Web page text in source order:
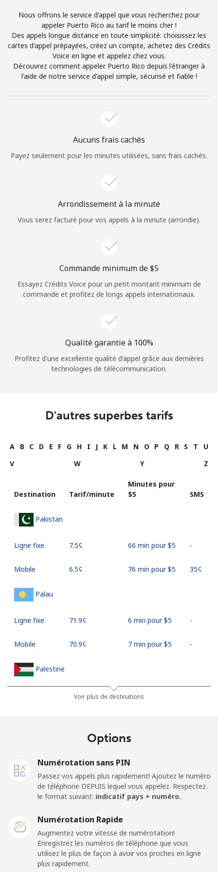
ou
Continue avec
Nous offrons le service d'appel que vous recherchez pour
appeler Puerto Rico au tarif le moins cher !
Des appels longue distance en toute simplicité: choisissez les
cartes d'appel prépayées, créez un compte, achetez des Crédits
Voice en ligne et appelez chez vous.
Découvrez comment appeler Puerto Rico depuis l'étranger à
l'aide de notre service d'appel simple, sécurisé et fiable !
Aucuns frais cachés
Payez seulement pour les minutes utilisées, sans frais cachés.
Arrondissement à la minute
Vous serez facturé pour vos appels à la minute (arrondie).
Commande minimum de ⁦$5⁩
Essayez Crédits Voice pour un petit montant minimum de
commande et profitez de longs appels internationaux.
Qualité garantie à 100%
Profitez d'une excellente qualité d'appel grâce aux dernières
technologies de télécommunication.
D'autres superbes tarifs
A B C D E F G H I J K L M N O P Q R S T
U
V
W Y Z
Destination Tarif/minute
Minutes pour
⁦$5⁩
SMS
Pakistan
Ligne fixe ⁦7.5¢⁩ 66 min pour ⁦$5⁩ -
Mobile ⁦6.5¢⁩ 76 min pour ⁦$5⁩ ⁦35¢⁩
Palau
Ligne fixe ⁦71.9¢⁩ 6 min pour ⁦$5⁩ -
Mobile ⁦70.9¢⁩ 7 min pour ⁦$5⁩ -
Palestine
⁦27.9¢⁩ 17 min pour ⁦$5⁩
Ligne fixe
⁦19.9¢⁩ 25 min pour ⁦$5⁩
Papua New Guinea
Ligne fixe ⁦132.9¢⁩ 3 min pour ⁦$5⁩
⁦132.9¢⁩
Voir plus de destinations
Options
Numérotation sans PIN
Passez vos appels plus rapidement! Ajoutez le numéro
de téléphone DEPUIS lequel vous appelez. Respectez
le format suivant: indicatif pays + numéro.
Numérotation Rapide
Augmentez votre vitesse de numérotation!
Enregistrez les numéros de téléphone que vous
utilisez le plus de façon à avoir vos proches en ligne
plus rapidement.